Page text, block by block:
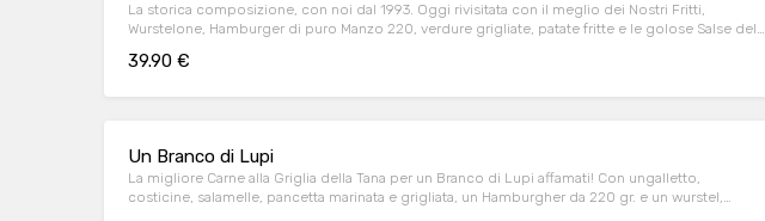
La storica composizione, con noi dal 1993. Oggi rivisitata con il meglio dei Nostri Fritti,
Wurstelone, Hamburger di puro Manzo 220, verdure grigliate, patate fritte e le golose Salse della
39.90 €
Un Branco di Lupi
La migliore Carne alla Griglia della Tana per un Branco di Lupi affamati! Con ungalletto,
costicine, salamelle, pancetta marinata e grigliata, un Hamburgher da 220 gr. e un wurstel,